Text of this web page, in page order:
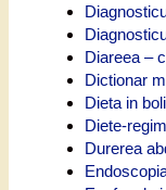
Diareea –
Dictionar
Dieta in
Diete-
Durerea